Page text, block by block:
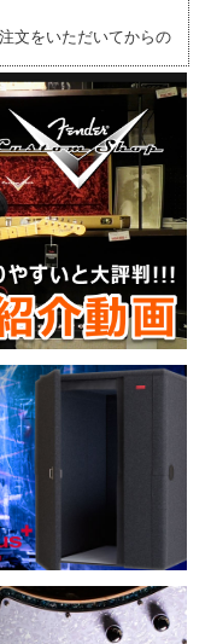
文をいただいてからの